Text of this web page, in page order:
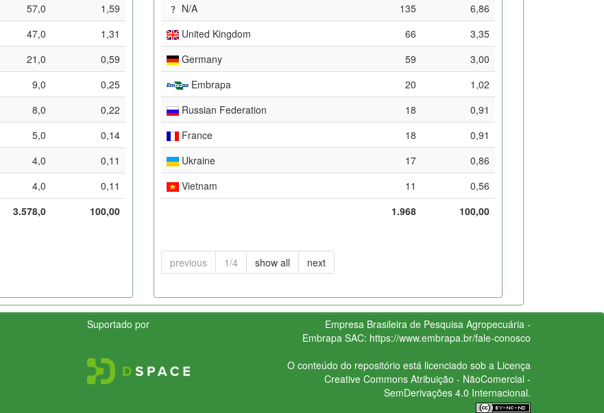
57,0
1,59
47,0
1,31
21,0
0,59
9,0
0,25
8,0
0,22
5,0
0,14
4,0
0,11
4,0
0,11
3.578,0
100,00
N/A
135
6,86
United Kingdom
66
3,35
Germany
59
3,00
Embrapa
20
1,02
Russian Federation
18
0,91
France
18
0,91
Ukraine
17
0,86
Vietnam
11
0,56
1.968
100,00
previous 1/4 show all next
Suportado por
Empresa Brasileira de Pesquisa Agropecuária -
Embrapa SAC: https://www.embrapa.br/fale-conosco
O conteúdo do repositório está licenciado sob a Licença
Creative CommonsAtribuição - NãoComercial -
SemDerivações 4.0 Internacional.